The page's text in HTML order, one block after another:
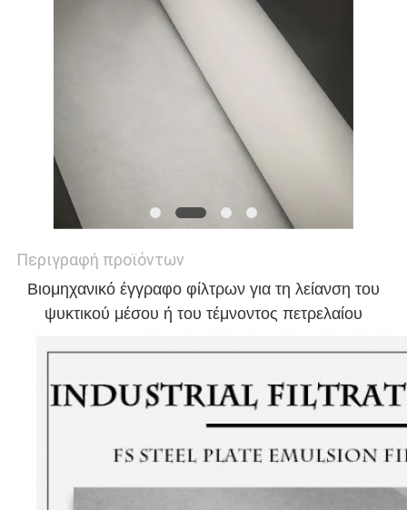
Περιγραφή προϊόντων
Βιομηχανικό έγγραφο φίλτρων για τη λείανση του
ψυκτικού μέσου ή του τέμνοντος πετρελαίου